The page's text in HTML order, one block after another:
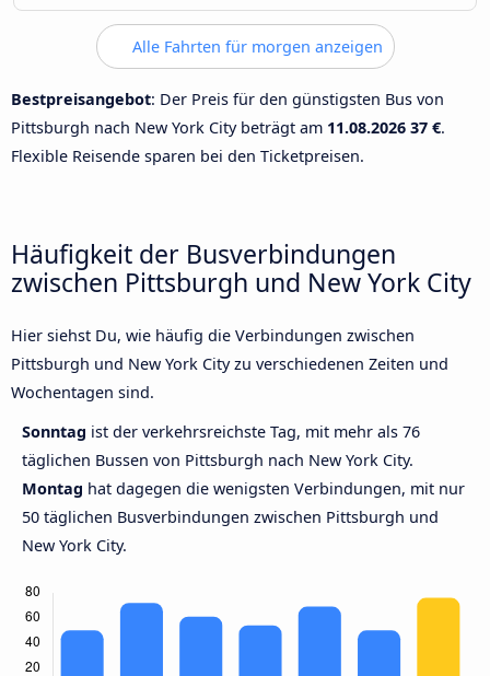
Alle Fahrten für morgen anzeigen
Bestpreisangebot: Der Preis für den günstigsten Bus von
Pittsburgh nach New York City beträgt am 11.08.2026 37 €.
Flexible Reisende sparen bei den Ticketpreisen.
Häufigkeit der Busverbindungen
zwischen Pittsburgh und New York City
Hier siehst Du, wie häufig die Verbindungen zwischen
Pittsburgh und New York City zu verschiedenen Zeiten und
Wochentagen sind.
Sonntag ist der verkehrsreichste Tag, mit mehr als 76
täglichen Bussen von Pittsburgh nach New York City.
Montag hat dagegen die wenigsten Verbindungen, mit nur
50 täglichen Busverbindungen zwischen Pittsburgh und
New York City.